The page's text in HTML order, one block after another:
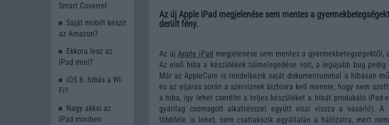
Az új Apple iPad megjelenése sem mentes a
derült fény.
Az új Apple iPad megjelenése sem mentes a gyermekbetegségektől,
Az első hiba a készülékek túlmelegedése volt, a legújabb bug pedig
Már az AppleCare is rendelkezik saját dokumentummal a hibásan
és az eljárás során a szerviznek biztosra kell mennie, hogy nem
a hiba, így lehet cserélni a teljes készüléket a hibát produkáló iPad-
gyárilag csomagolt alkatrésszel együtt viszi vissza a vásárló). A
többféle is lehet, nem csatlakozik egyáltalán a hálózatra, mert
Smart Coverrel
Saját mobilt készít
az Amazon?
Ekkora lesz az
iPad mini?
iOS 6: hibás a Wi-
Fi?
Nagy akksi az
iPad miniben